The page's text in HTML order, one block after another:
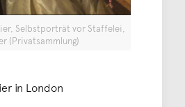
Selbstporträt vor Staffelei,
(Privatsammlung)
in London